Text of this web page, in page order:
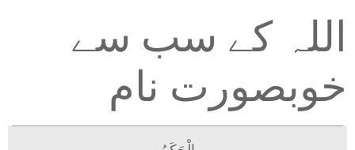
اللہ کے سب سے
خوبصورت نام